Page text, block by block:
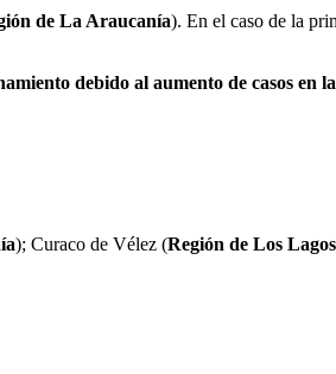
de La Araucanía). En el caso de la
debido al aumento de casos en
); Curaco de Vélez (Región de Los Lagos